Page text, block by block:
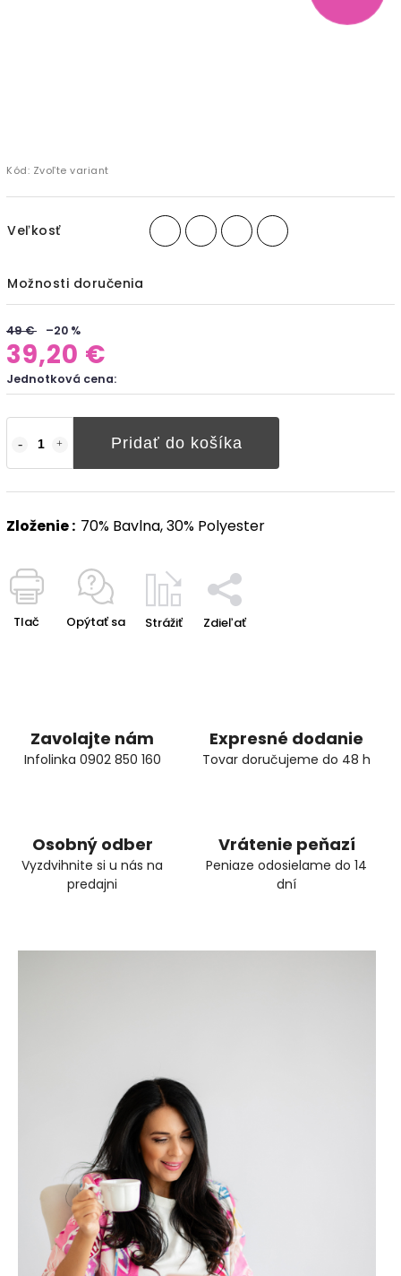
Kód: Zvoľte variant
Veľkosť
Možnosti doručenia
49 € –20 %
39,20 €
Jednotková cena:
Pridať do košíka
Zloženie : 70% Bavlna, 30% Polyester
Tlač Opýtať sa Strážiť Zdieľať
Zavolajte nám
Infolinka 0902 850 160
Expresné dodanie
Tovar doručujeme do 48 h
Osobný odber
Vyzdvihnite si u nás na
predajni
Vrátenie peňazí
Peniaze odosielame do 14
dní